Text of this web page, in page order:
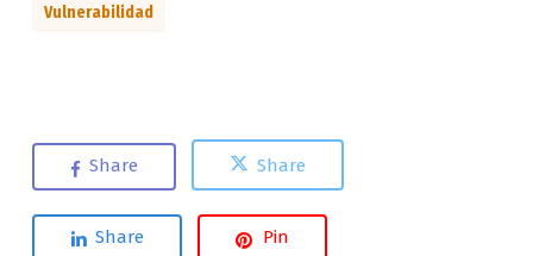
Vulnerabilidad
Share Share
Share Pin